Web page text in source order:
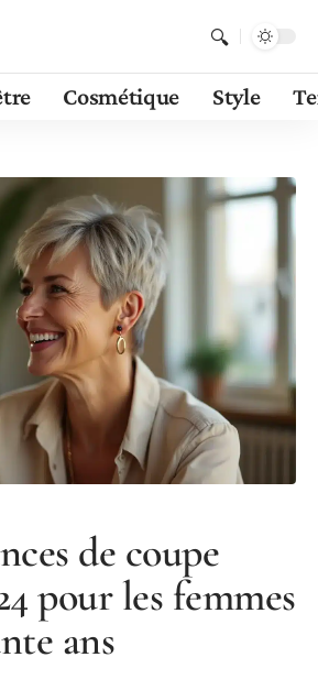
Cosmétique Style
de coupe
pour les femmes
ans